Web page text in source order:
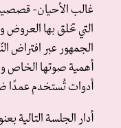
غالب الأحيان- قصصيةً
التي تخلق بها العروض
الجمهور عبر
أهمية صوتها الخاص
أدوات تُستخدم عمدًا
أدار الجلسة التالية